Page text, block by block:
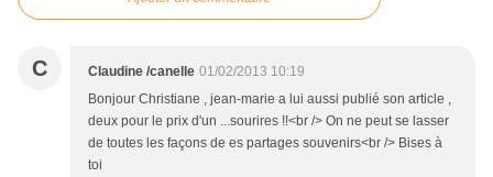
C Claudine /canelle 01/02/2013 10:19
Bonjour Christiane , jean-marie a lui aussi publié son article ,
deux pour le prix d'un ...sourires !!<br /> On ne peut se lasser
de toutes les façons de es partages souvenirs<br /> Bises à
toi